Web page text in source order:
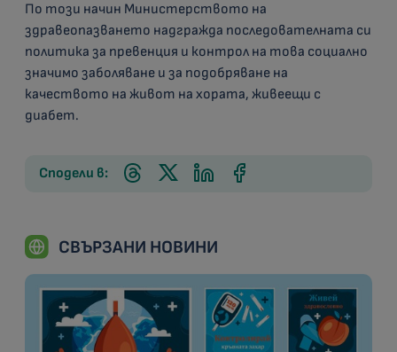
По този начин Министерството на
здравеопазването надгражда последователната си
политика за превенция и контрол на това социално
значимо заболяване и за подобряване на
качеството на живот на хората, живеещи с
диабет.
Сподели в:
СВЪРЗАНИ НОВИНИ